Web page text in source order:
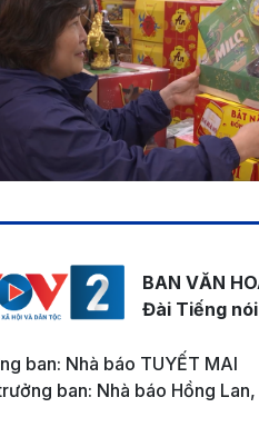
BAN VĂN
Đài Tiếng
ban: Nhà báo TUYẾT MAI
ban: Nhà báo Hồng